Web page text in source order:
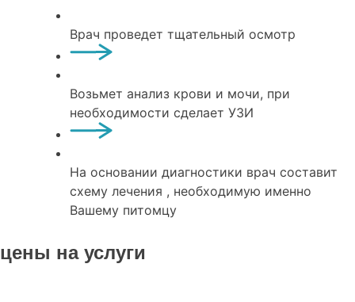
Врач проведет тщательный осмотр
Возьмет анализ крови и мочи, при
необходимости сделает УЗИ
На основании диагностики врач составит
схему лечения , необходимую именно
Вашему питомцу
цены на услуги